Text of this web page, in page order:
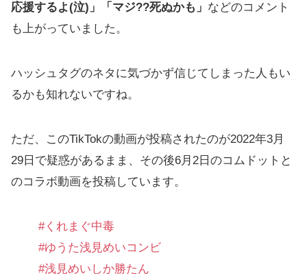
応援するよ(泣)」「マジ??死ぬかも」 などのコメント
も上がっていました。
ハッシュタグのネタに気づかず信じてしまった人もい
るかも知れないですね。
ただ、このTikTokの動画が投稿されたのが2022年3月
29日で疑惑があるまま、その後6月2日のコムドットと
のコラボ動画を投稿しています。
#くれまぐ中毒
#ゆうた浅見めいコンビ
#浅見めいしか勝たん